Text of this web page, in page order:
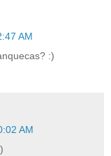
AM
:)
AM